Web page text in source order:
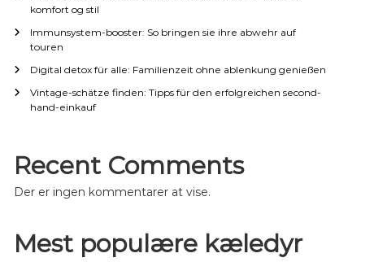
komfort og stil
Immunsystem-booster: So bringen sie ihre abwehr auf
touren
Digital detox für alle: Familienzeit ohne ablenkung genießen
Vintage-schätze finden: Tipps für den erfolgreichen second-
hand-einkauf
Recent Comments
Der er ingen kommentarer at vise.
Mest populære kæledyr